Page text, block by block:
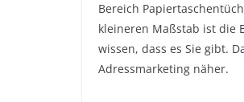
Bereich
kleineren Maßstab ist die
wissen, dass es Sie gibt.
Adressmarketing näher.